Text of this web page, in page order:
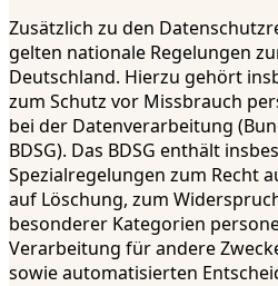
Zusätzlich zu den
gelten nationale Regelungen
Deutschland. Hierzu gehört
zum Schutz vor Missbrauch
bei der Datenverarbeitung
BDSG). Das BDSG enthält
Spezialregelungen zum Recht
auf Löschung, zum
besonderer Kategorien
Verarbeitung für andere
sowie automatisierten